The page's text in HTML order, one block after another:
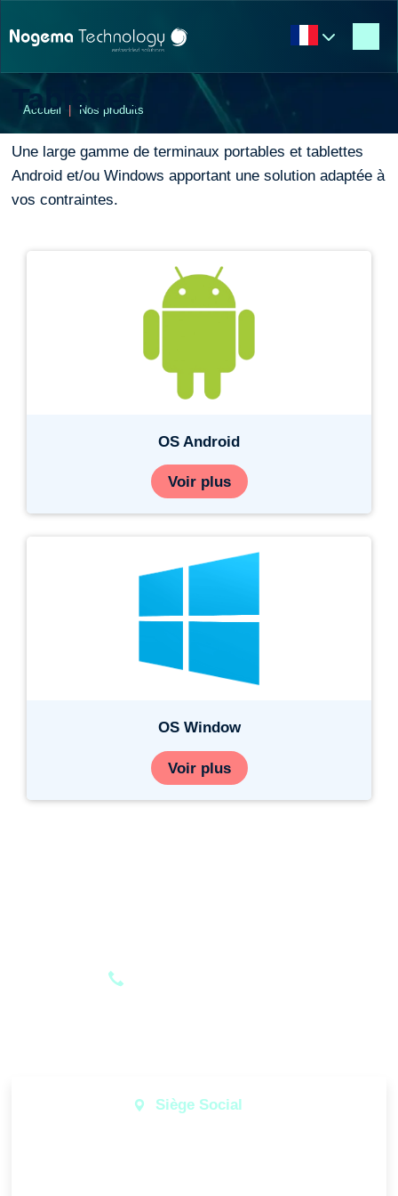
Contenu
Menu principal
Accueil Nos produits
Terminaux portables &
Tablettes
Une large gamme de terminaux portables et tablettes
Android et/ou Windows apportant une solution adaptée à
vos contraintes.
OS Android
Voir plus
OS Window
Voir plus
Siège Social